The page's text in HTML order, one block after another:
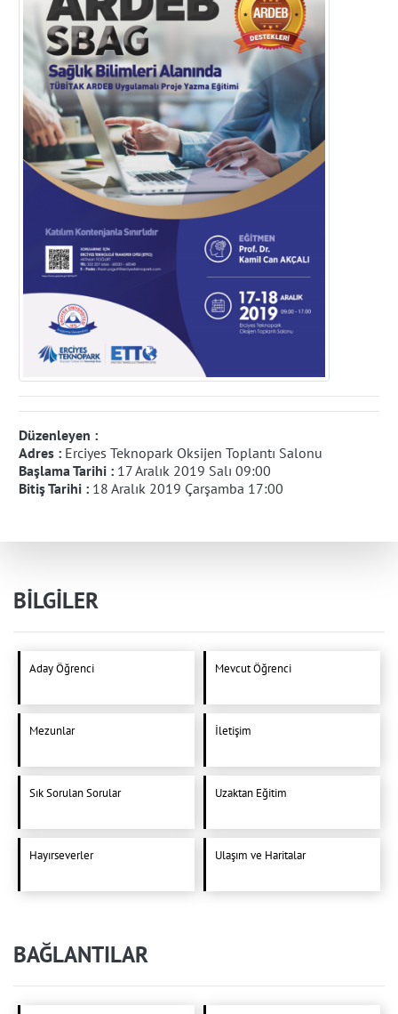
Düzenleyen :
Adres : Erciyes Teknopark Oksijen Toplantı Salonu
Başlama Tarihi : 17 Aralık 2019 Salı 09:00
Bitiş Tarihi : 18 Aralık 2019 Çarşamba 17:00
BİLGİLER
Aday Öğrenci Mevcut Öğrenci
Mezunlar İletişim
Sık Sorulan Sorular Uzaktan Eğitim
Hayırseverler Ulaşım ve Haritalar
BAĞLANTILAR